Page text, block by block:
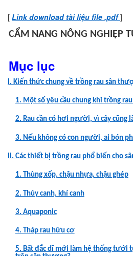
[ Link download tài liệu file .pdf]
CẨM NANG NÔNG NGHIỆP
Mục lục
I. Kiến thức chung về trồng rau sân
1. Một số yêu cầu chung khi trồng
2. Rau cần có hơi người, vì cây cũng
3. Nếu không có con người, ai bón
II. Các thiết bị trồng rau phổ biến cho
1. Thùng xốp, chậu nhựa, chậu ghép
2. Thủy canh, khí canh
3. Aquaponic
4. Tháp rau hữu cơ
5. Bất đắc dĩ mới làm hệ thống tưới